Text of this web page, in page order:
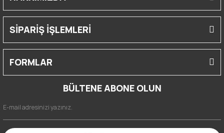
SİPARİŞ İŞLEMLERİ
FORMLAR
BÜLTENE ABONE OLUN